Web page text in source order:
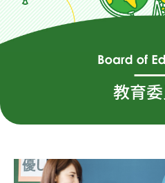
教育